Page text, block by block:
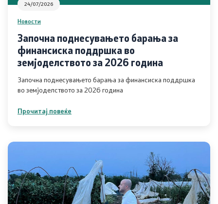
24/07/2026
Новости
Започна поднесувањето барања за
финансиска поддршка во
земјоделството за 2026 година
Започна поднесувањето барања за финансиска поддршка
во земјоделството за 2026 година
Прочитај повеќе